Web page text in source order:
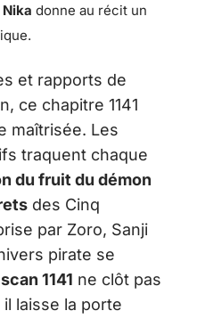
Nika donne au récit un
et rapports de
ce chapitre 1141
maîtrisée. Les
traquent chaque
du fruit du démon
des Cinq
par Zoro, Sanji
pirate se
1141 ne clôt pas
laisse la porte